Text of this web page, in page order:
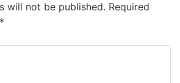
will not be published. Required
*